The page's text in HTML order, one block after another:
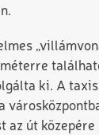
ki. A
az út közepére